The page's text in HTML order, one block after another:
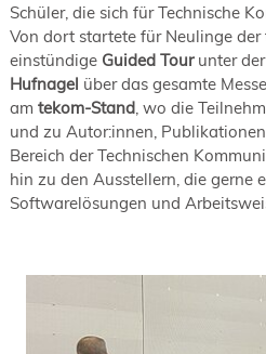
Schüler, die sich für Technische
Von dort startete für Neulinge der
einstündige Guided Tour unter
Hufnagel über das gesamte
am tekom-Stand, wo die
und zu Autor:innen,
Bereich der Technischen
hin zu den Ausstellern, die gerne
Softwarelösungen und